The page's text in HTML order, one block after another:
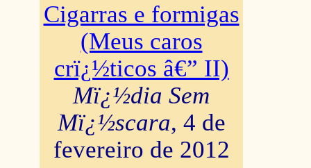
Cigarras e formigas
(Meus caros
crï¿½ticos â€” II)
Mï¿½dia Sem
Mï¿½scara, 4 de
fevereiro de 2012